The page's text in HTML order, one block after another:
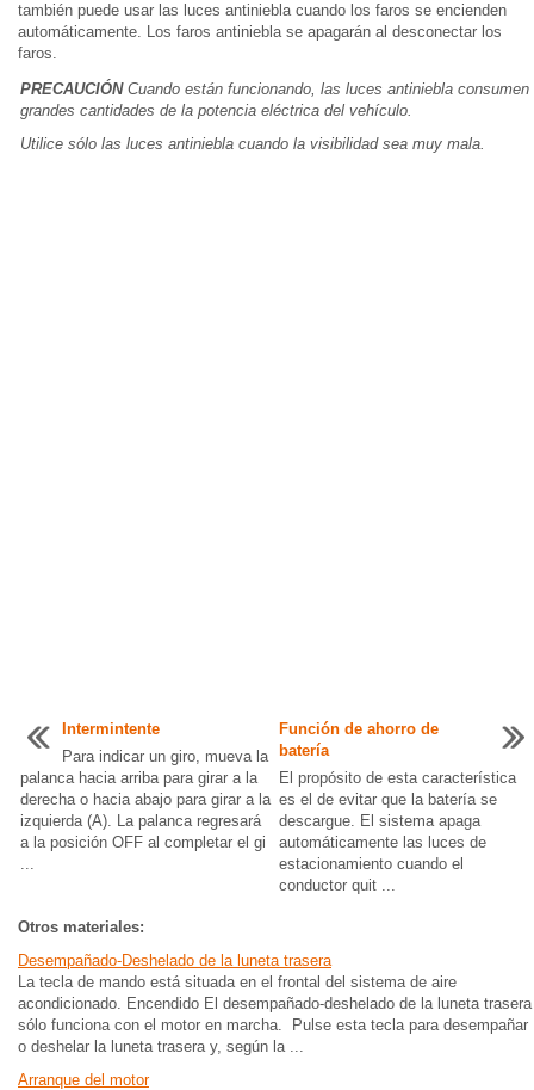
también puede usar las luces antiniebla cuando los faros se encienden
automáticamente. Los faros antiniebla se apagarán al desconectar los
faros.
PRECAUCIÓNCuando están funcionando, las luces antiniebla consumen
grandes cantidades de la potencia eléctrica del vehículo.
Utilice sólo las luces antiniebla cuando la visibilidad sea muy mala.
Intermintente
Para indicar un giro, mueva la
palanca hacia arriba para girar a la
derecha o hacia abajo para girar a la
izquierda (A). La palanca regresará
a la posición OFF al completar el gi
...
Función de ahorro de
batería
El propósito de esta característica
es el de evitar que la batería se
descargue. El sistema apaga
automáticamente las luces de
estacionamiento cuando el
conductor quit ...
Otros materiales:
Desempañado-Deshelado de la luneta trasera
La tecla de mando está situada en el frontal del sistema de aire
acondicionado. Encendido El desempañado-deshelado de la luneta trasera
sólo funciona con el motor en marcha. Pulse esta tecla para desempañar
o deshelar la luneta trasera y, según la ...
Arranque del motor